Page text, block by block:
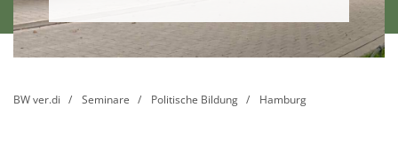
BW ver.di Seminare Politische Bildung Hamburg